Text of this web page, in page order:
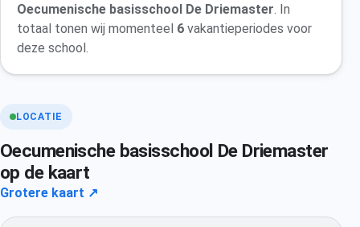
Oecumenische basisschool De Driemaster. In
totaal tonen wij momenteel 6 vakantieperiodes voor
deze school.
LOCATIE
Oecumenische basisschool De Driemaster
op de kaart
Grotere kaart ↗